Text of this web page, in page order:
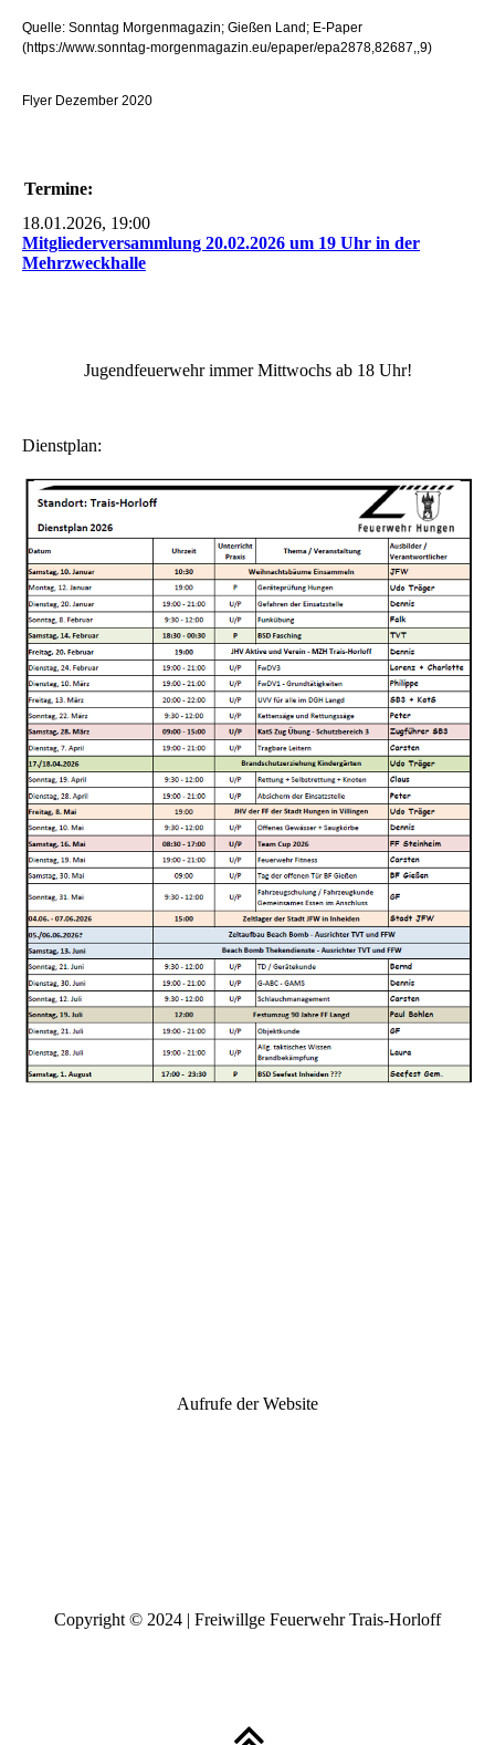
Quelle: Sonntag Morgenmagazin; Gießen Land; E-Paper
(https://www.sonntag-morgenmagazin.eu/epaper/epa2878,82687,,9)
Flyer Dezember 2020
Termine:
18.01.2026, 19:00
Mitgliederversammlung 20.02.2026 um 19 Uhr in der
Mehrzweckhalle
Jugendfeuerwehr immer Mittwochs ab 18 Uhr!
Dienstplan:
Aufrufe der Website
Copyright © 2024 | Freiwillge Feuerwehr Trais-Horloff